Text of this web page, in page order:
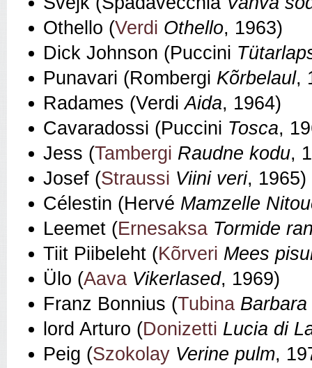
Othello (Verdi Othello, 1963)
Dick Johnson (Puccini
Punavari (Rombergi Kõrbelaul,
Radames (VerdiAida, 1964)
Cavaradossi (Puccini Tosca,
Jess (Tambergi Raudne kodu,
Josef (Straussi Viini veri, 1965)
Célestin (Hervé Mamzelle
Leemet (Ernesaksa Tormide
Tiit Piibeleht (Kõrveri Mees
Ülo (Aava Vikerlased, 1969)
Franz Bonnius (Tubina
lord Arturo (Donizetti Lucia di
Peig (Szokolay Verine pulm,